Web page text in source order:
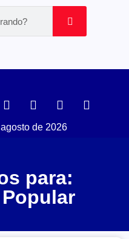
de 2026
para: